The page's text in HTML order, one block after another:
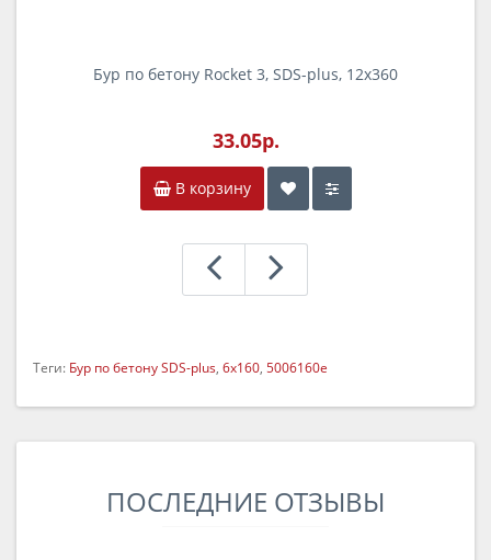
Бур по бетону Rocket 3, SDS-plus, 12х360
33.05р.
В корзину
Теги: Бур по бетону SDS-plus, 6х160, 5006160e
ПОСЛЕДНИЕ ОТЗЫВЫ